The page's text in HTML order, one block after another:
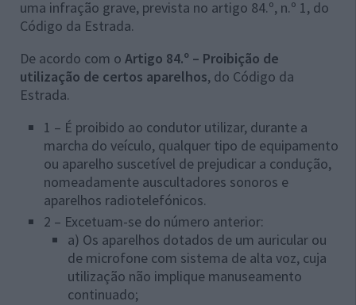
uma infração grave, prevista no artigo 84.º, n.º 1, do
Código da Estrada.
De acordo com o Artigo 84.º – Proibição de
utilização de certos aparelhos, do Código da
Estrada.
1 – É proibido ao condutor utilizar, durante a
marcha do veículo, qualquer tipo de equipamento
ou aparelho suscetível de prejudicar a condução,
nomeadamente auscultadores sonoros e
aparelhos radiotelefónicos.
2 – Excetuam-se do número anterior:
a) Os aparelhos dotados de um auricular ou
de microfone com sistema de alta voz, cuja
utilização não implique manuseamento
continuado;